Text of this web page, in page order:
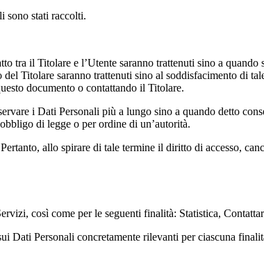
sono stati raccolti.
tra il Titolare e l’Utente saranno trattenuti sino a quando
Titolare saranno trattenuti sino al soddisfacimento di
documento o contattando il Titolare.
i Dati Personali più a lungo sino a quando detto
di legge o per ordine di un’autorità.
allo spirare di tale termine il diritto di accesso,
così come per le seguenti finalità: Statistica,
Dati Personali concretamente rilevanti per ciascuna